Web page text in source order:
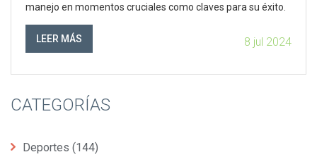
manejo en momentos cruciales como claves para su éxito.
LEER MÁS 8 jul 2024
CATEGORÍAS
Deportes (144)